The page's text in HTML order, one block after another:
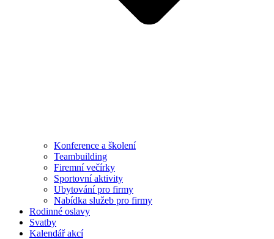
Konference a školení
Teambuilding
Firemní večírky
Sportovní aktivity
Ubytování pro firmy
Nabídka služeb pro firmy
Rodinné oslavy
Svatby
Kalendář akcí